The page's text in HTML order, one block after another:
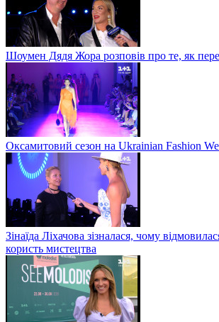
Шоумен Дядя Жора розповів про те, як
Оксамитовий сезон на Ukrainian Fashion
Зінаїда Ліхачова зізналася, чому
користь мистецтва